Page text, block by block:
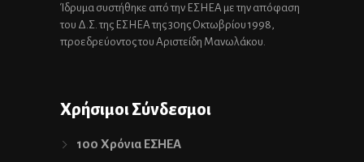
Ίδρυμα συστήθηκε από την ΕΣΗΕΑ με την απόφαση
του Δ.Σ. της ΕΣΗΕΑ της 30ης Οκτωβρίου 1998,
προεδρεύοντος του Αριστείδη Μανωλάκου.
Χρήσιμοι Σύνδεσμοι
100 Χρόνια ΕΣΗΕΑ